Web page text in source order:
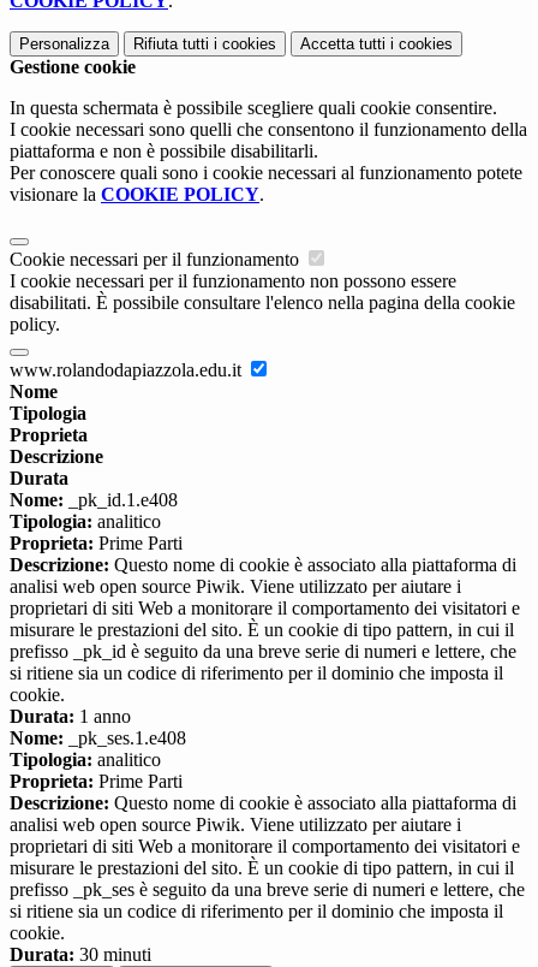
Personalizza Rifiuta tutti i cookies Accetta tutti i cookies
Gestione cookie
In questa schermata è possibile scegliere quali cookie consentire.
I cookie necessari sono quelli che consentono il funzionamento della
piattaforma e non è possibile disabilitarli.
Per conoscere quali sono i cookie necessari al funzionamento potete
visionare la COOKIE POLICY.
Cookie necessari per il funzionamento
I cookie necessari per il funzionamento non possono essere
disabilitati. È possibile consultare l'elenco nella pagina della cookie
policy.
www.rolandodapiazzola.edu.it
Nome
Tipologia
Proprieta
Descrizione
Durata
Nome: _pk_id.1.e408
Tipologia: analitico
Proprieta: Prime Parti
Descrizione: Questo nome di cookie è associato alla piattaforma di
analisi web open source Piwik. Viene utilizzato per aiutare i
proprietari di siti Web a monitorare il comportamento dei visitatori e
misurare le prestazioni del sito. È un cookie di tipo pattern, in cui il
prefisso _pk_id è seguito da una breve serie di numeri e lettere, che
si ritiene sia un codice di riferimento per il dominio che imposta il
cookie.
Durata: 1 anno
Nome: _pk_ses.1.e408
Tipologia: analitico
Proprieta: Prime Parti
Descrizione: Questo nome di cookie è associato alla piattaforma di
analisi web open source Piwik. Viene utilizzato per aiutare i
proprietari di siti Web a monitorare il comportamento dei visitatori e
misurare le prestazioni del sito. È un cookie di tipo pattern, in cui il
prefisso _pk_ses è seguito da una breve serie di numeri e lettere, che
si ritiene sia un codice di riferimento per il dominio che imposta il
cookie.
Durata: 30 minuti